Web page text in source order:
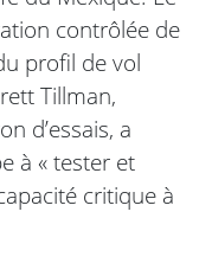
contrôlée de
profil de vol
Tillman,
d’essais, a
à « tester et
critique à